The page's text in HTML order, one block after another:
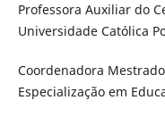
Professora Auxiliar do
Universidade Católica
Coordenadora
Especialização em